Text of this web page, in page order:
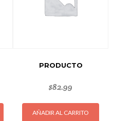
PRODUCTO
$82.99
AÑADIR AL CARRITO